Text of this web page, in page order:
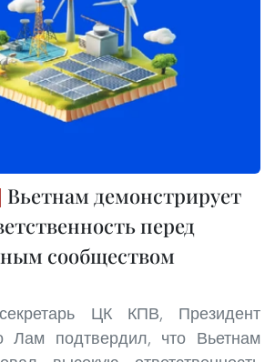
Вьетнам демонстрирует
перед
сообществом
ЦК КПВ, Президент
Лам подтвердил, что Вьетнам